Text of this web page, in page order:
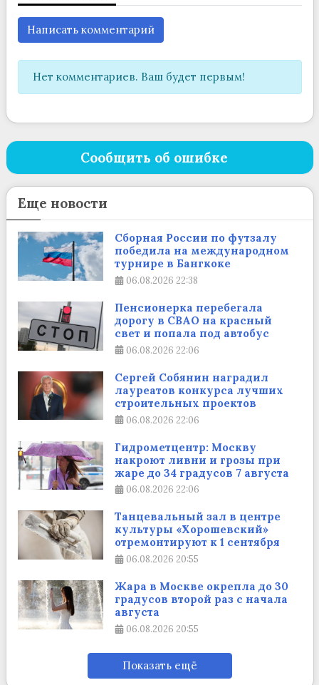
Написать комментарий
Нет комментариев. Ваш будет первым!
Сообщить об ошибке
Еще новости
Сборная России по футзалу
победила на международном
турнире в Бангкоке
06.08.2026 22:38
Пенсионерка перебегала
дорогу в СВАО на красный
свет и попала под автобус
06.08.2026 22:06
Сергей Собянин наградил
лауреатов конкурса лучших
строительных проектов
06.08.2026 22:06
Гидрометцентр: Москву
накроют ливни и грозы при
жаре до 34 градусов 7 августа
06.08.2026 22:06
Танцевальный зал в центре
культуры «Хорошевский»
отремонтируют к 1 сентября
06.08.2026 20:55
Жара в Москве окрепла до 30
градусов второй раз с начала
августа
06.08.2026 20:55
Показать ещё